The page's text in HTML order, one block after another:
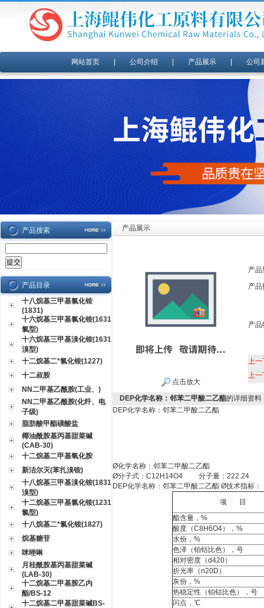
网站首页| 公司介绍 产品展示| 公司
产品搜索
产品目录
十八烷基三甲基氯化铵
(1831)
十六烷基三甲基氯化铵(1631
氯型)
十六烷基三甲基溴化铵(1631
溴型)
十二烷基二*氯化铵(1227)
十二叔胺
NN二甲基乙酰胺(工业、)
NN二甲基乙酰胺(化纤、电
子级)
脂肪酸甲酯磺酸盐
椰油酰胺基丙基甜菜碱
(CAB-30)
十二烷基二甲基氧化胺
新洁尔灭(苯扎溴铵)
十八烷基三甲基溴化铵(1831
溴型)
十二烷基三甲基氯化铵(1231
氯型)
十八烷基二*氯化铵(1827)
烷基糖苷
咪唑啉
月桂酰胺基丙基甜菜碱
(LAB-30)
十二烷基二甲基胺乙内
酯/BS-12
十二烷基二甲基甜菜碱BS-
产品展示
点击放大
产品
产品
产品
上一
上一
DEP化学名称：邻苯二甲酸二乙酯的详细资料
DEP化学名称：邻苯二甲酸二乙酯
Ø化学名称：邻苯二甲酸二乙酯
Ø分子式： C12H14O4 分子量： 222.24
DEP化学名称：邻苯二甲酸二乙酯 Ø技术指标：
项
目
酯含量， %
酸度（C8H6O4）， %
水份， %
色泽（铂钴比色），号
相对密度（d420）
折光率 （n20D）
灰份， %
热稳定性（铂钴比色），号
闪点，℃